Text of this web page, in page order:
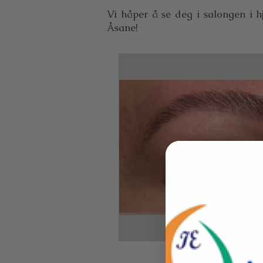
Vi håper å se deg i salongen i
Åsane!